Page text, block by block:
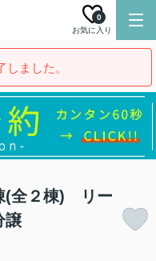
お気に入り
0
ました。
(全２棟) リー
譲